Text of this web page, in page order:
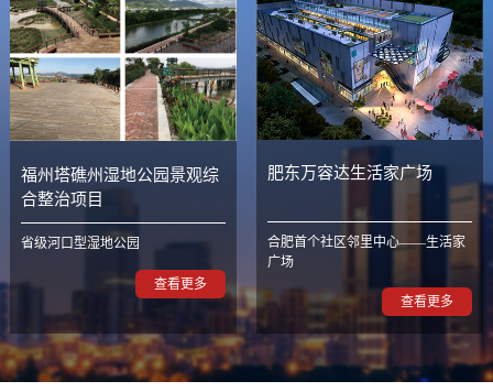
福州塔礁州湿地公园景观综
合整治项目
省级河口型湿地公园
查看更多
肥东万容达生活家广场
合肥首个社区邻里中心——生活家
广场
查看更多